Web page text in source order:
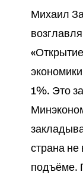
Михаил
1%. Это
страна не
подъёме.